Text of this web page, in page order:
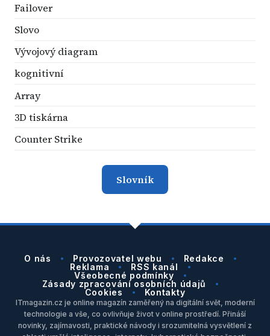
Failover
Slovo
Vývojový diagram
kognitivní
Array
3D tiskárna
Counter Strike
Slovník
O nás Provozovatel webu
Redakce
Reklama
RSS kanál
Všeobecné podmínky
Zásady zpracování osobních údajů
Cookies
Kontakty
ITmagazin.cz je online magazín zaměřený na digitální svět, moderní
technologie a vše, co ovlivňuje život v online prostředí. Přináší
novinky, zajímavosti, praktické návody i srozumitelná vysvětlení z